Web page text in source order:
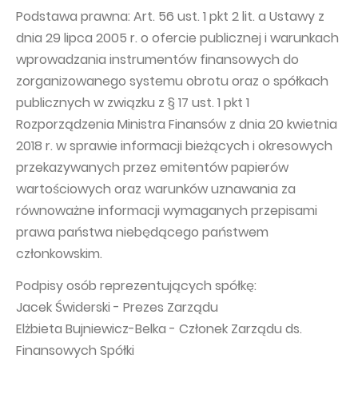
Podstawa prawna: Art. 56 ust. 1 pkt 2 lit. a Ustawy z
dnia 29 lipca 2005 r. o ofercie publicznej i warunkach
wprowadzania instrumentów finansowych do
zorganizowanego systemu obrotu oraz o spółkach
publicznych w związku z § 17 ust. 1 pkt 1
Rozporządzenia Ministra Finansów z dnia 20 kwietnia
2018 r. w sprawie informacji bieżących i okresowych
przekazywanych przez emitentów papierów
wartościowych oraz warunków uznawania za
równoważne informacji wymaganych przepisami
prawa państwa niebędącego państwem
członkowskim.
Podpisy osób reprezentujących spółkę:
Jacek Świderski - Prezes Zarządu
Elżbieta Bujniewicz-Belka - Członek Zarządu ds.
Finansowych Spółki